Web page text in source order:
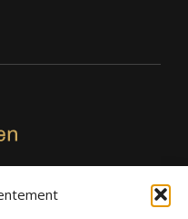
Saint-Augustin-de-